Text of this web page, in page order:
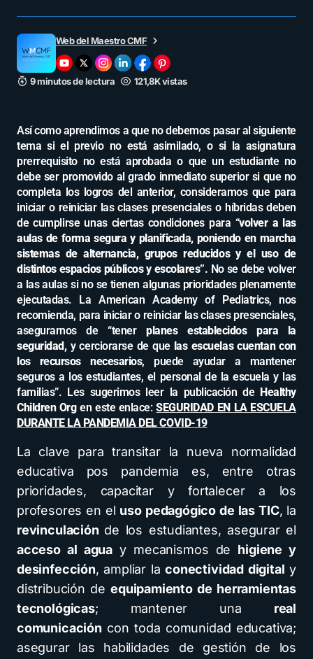
Web del Maestro CMF
9 minutos de lectura 121,8K vistas
Así como aprendimos a que no debemos pasar al siguiente
tema si el previo no está asimilado, o si la asignatura
prerrequisito no está aprobada o que un estudiante no
debe ser promovido al grado inmediato superior si que no
completa los logros del anterior, consideramos que para
iniciar o reiniciar las clases presenciales o híbridas deben
de cumplirse unas ciertas condiciones para “volver a las
aulas de forma segura y planificada, poniendo en marcha
sistemas de alternancia, grupos reducidos y el uso de
distintos espacios públicos y escolares”. No se debe volver
a las aulas si no se tienen algunas prioridades plenamente
ejecutadas. La American Academy of Pediatrics, nos
recomienda, para iniciar o reiniciar las clases presenciales,
asegurarnos de “tenerplanes establecidos para la
seguridad,y cerciorarse de que las escuelas cuentan con
los recursos necesarios, puede ayudar a mantener
seguros a los estudiantes, el personal de la escuela y las
familias”. Les sugerimos leer la publicación de Healthy
Children Orgen este enlace:SEGURIDAD EN LA ESCUELA
DURANTE LA PANDEMIA DEL COVID-19
La clave para transitar la nueva normalidad
educativa pos pandemia es, entre otras
prioridades, capacitar y fortalecer a los
profesores en el uso pedagógico de las TIC, la
revinculación de los estudiantes, asegurar el
acceso al agua y mecanismos de higiene y
desinfección, ampliar laconectividad digital y
distribución deequipamiento de herramientas
tecnológicas; mantener una real
comunicación con toda comunidad educativa;
asegurar las habilidades de gestión de los